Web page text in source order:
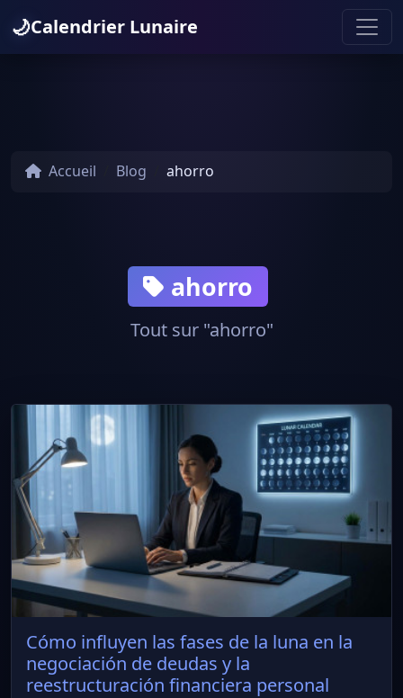
🌙Calendrier Lunaire
Accueil Blog ahorro
ahorro
Tout sur "ahorro"
Cómo influyen las fases de la luna en la
negociación de deudas y la
reestructuración financiera personal